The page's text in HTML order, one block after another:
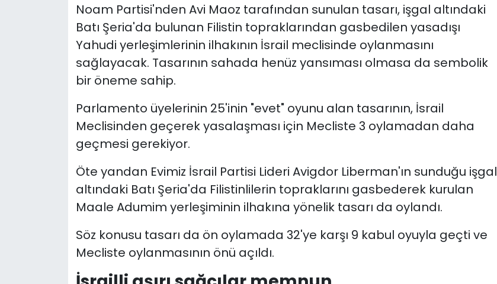
Noam Partisi'nden Avi Maoz tarafından sunulan tasarı, işgal altındaki
Batı Şeria'da bulunan Filistin topraklarından gasbedilen yasadışı
Yahudi yerleşimlerinin ilhakının İsrail meclisinde oylanmasını
sağlayacak. Tasarının sahada henüz yansıması olmasa da sembolik
bir öneme sahip.
Parlamento üyelerinin 25'inin "evet" oyunu alan tasarının, İsrail
Meclisinden geçerek yasalaşması için Mecliste 3 oylamadan daha
geçmesi gerekiyor.
Öte yandan Evimiz İsrail Partisi Lideri Avigdor Liberman'ın sunduğu işgal
altındaki Batı Şeria'da Filistinlilerin topraklarını gasbederek kurulan
Maale Adumim yerleşiminin ilhakına yönelik tasarı da oylandı.
Söz konusu tasarı da ön oylamada 32'ye karşı 9 kabul oyuyla geçti ve
Mecliste oylanmasının önü açıldı.